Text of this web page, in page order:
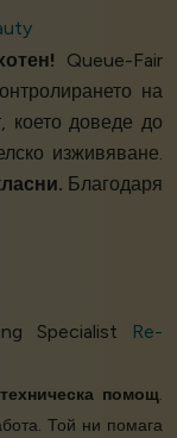
Queue-Fair
на
което доведе до
изживяване.
Благодаря
Specialist
Re-
помощ.
Той ни помага